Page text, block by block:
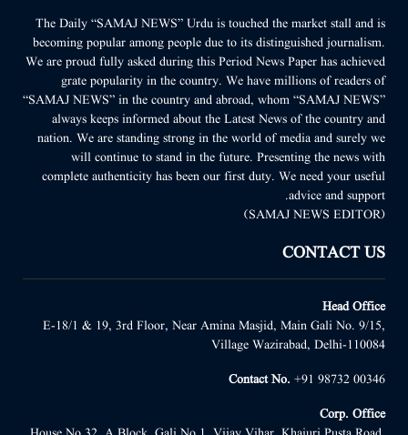
The Daily “SAMAJ NEWS” Urdu is touched the market stall and is
becoming popular among people due to its distinguished journalism.
We are proud fully asked during this Period News Paper has achieved
grate popularity in the country. We have millions of readers of
“SAMAJ NEWS” in the country and abroad, whom “SAMAJ NEWS”
always keeps informed about the Latest News of the country and
nation. We are standing strong in the world of media and surely we
will continue to stand in the future. Presenting the news with
complete authenticity has been our first duty. We need your useful
advice and support.
(SAMAJ NEWS EDITOR)
CONTACT US
Head Office
E-18/1 & 19, 3rd Floor, Near Amina Masjid, Main Gali No. 9/15,
Village Wazirabad, Delhi-110084
Contact No. +91 98732 00346
Corp. Office